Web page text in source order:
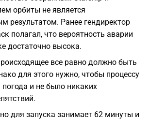
орбиты не является
результатом. Ранее гендиректор
полагал, что вероятность аварии
достаточно высока.
все равно должно быть
для этого нужно, чтобы процессу
погода и не было никаких
для запуска занимает 62 минуты и